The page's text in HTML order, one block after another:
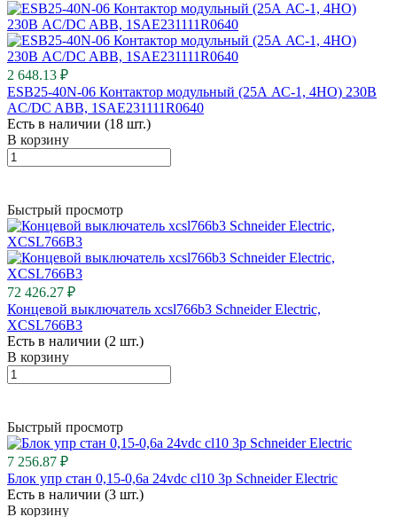
2 648.13 ₽
ESB25-40N-06 Контактор модульный (25А АС-1, 4НО) 230В
AC/DC ABB, 1SAE231111R0640
Есть в наличии (18 шт.)
В корзину
Быстрый просмотр
72 426.27 ₽
Концевой выключатель xcsl766b3 Schneider Electric,
XCSL766B3
Есть в наличии (2 шт.)
В корзину
Быстрый просмотр
7 256.87 ₽
Блок упр стан 0,15-0,6a 24vdc cl10 3p Schneider Electric
Есть в наличии (3 шт.)
В корзину